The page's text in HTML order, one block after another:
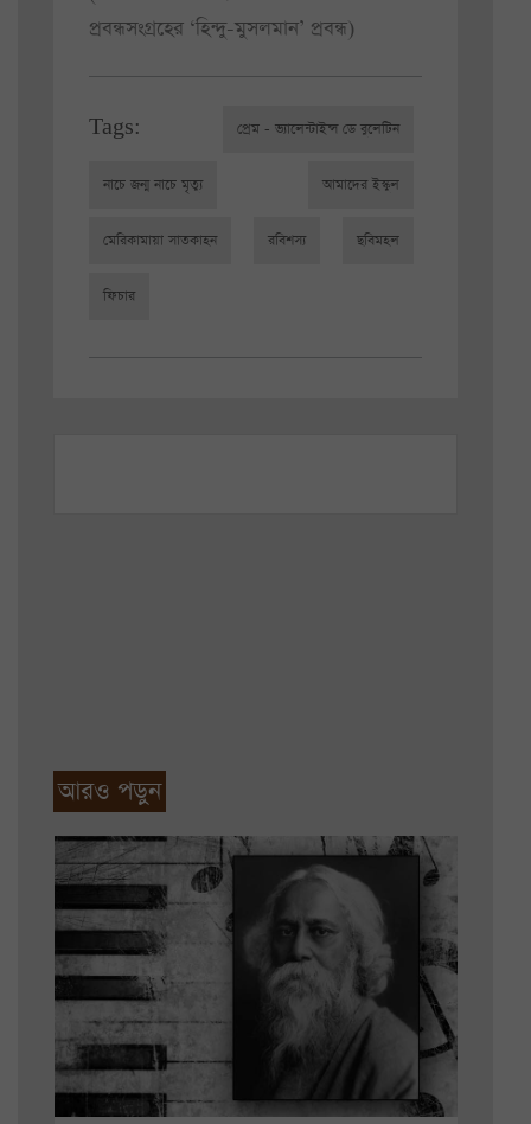
প্রবন্ধসংগ্রহের ‘হিন্দু-মুসলমান’ প্রবন্ধ)
Tags: প্রেম - ভ্যালেন্টাইন্স ডে বুলেটিন
নাচে জন্ম নাচে মৃত্যু আমাদের ইস্কুল
মেরিকামায়া সাতকাহন রবিশস্য ছবিমহল
ফিচার
আরও পড়ুন